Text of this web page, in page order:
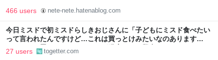
466 users nete-nete.hatenablog.com
今日ミスドで初ミスドらしきおじさんに「子どもにミスド食べたい
って言われたんですけど…これは買っとけみたいなのあります
か…？」と尋ねられるイベントが発生して、興奮した
27 users togetter.com